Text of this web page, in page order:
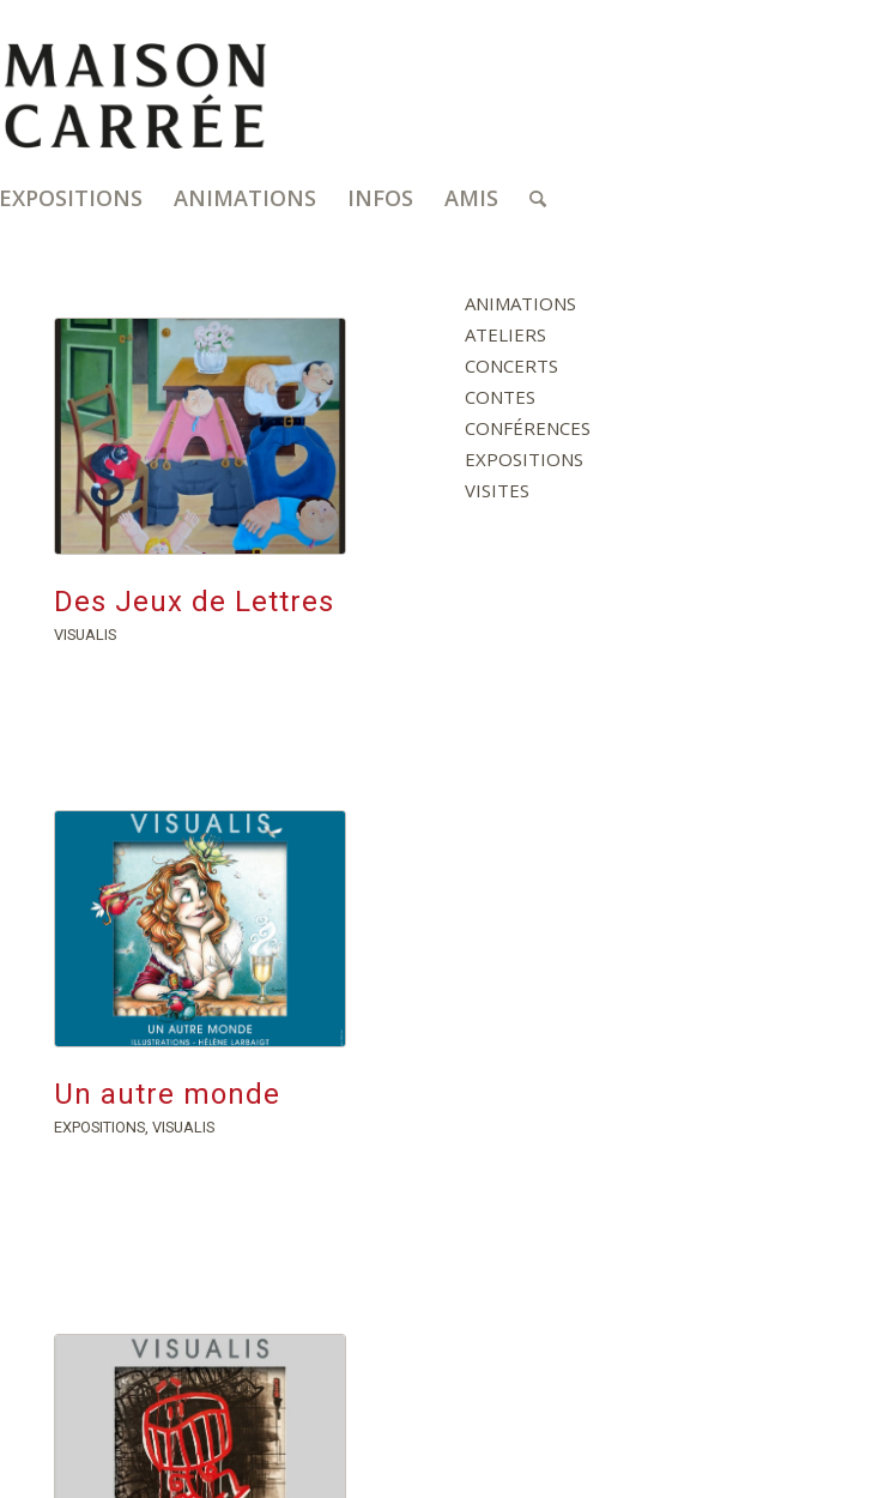
EXPOSITIONS ANIMATIONS INFOS AMIS
Des Jeux de Lettres
VISUALIS
Un autre monde
EXPOSITIONS, VISUALIS
ANIMATIONS
ATELIERS
CONCERTS
CONTES
CONFÉRENCES
EXPOSITIONS
VISITES